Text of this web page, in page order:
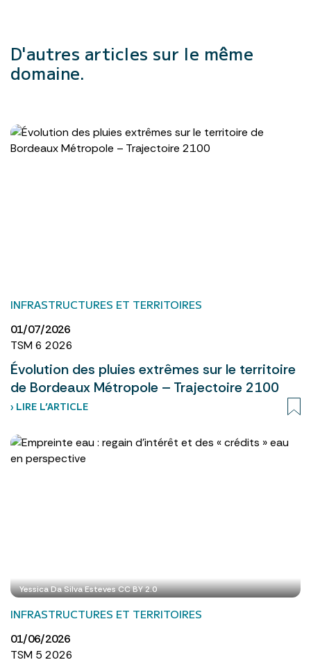
D'autres articles sur le même
domaine.
INFRASTRUCTURES ET TERRITOIRES
01/07/2026
TSM 6 2026
Évolution des pluies extrêmes sur le territoire
de Bordeaux Métropole – Trajectoire 2100
› LIRE L’ARTICLE
Yessica Da Silva Esteves CC BY 2.0
INFRASTRUCTURES ET TERRITOIRES
01/06/2026
TSM 5 2026